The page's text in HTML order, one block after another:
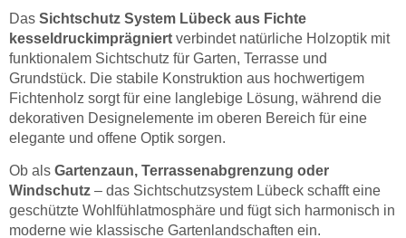
Das Sichtschutz System Lübeck aus Fichte
kesseldruckimprägniert verbindet natürliche Holzoptik mit
funktionalem Sichtschutz für Garten, Terrasse und
Grundstück. Die stabile Konstruktion aus hochwertigem
Fichtenholz sorgt für eine langlebige Lösung, während die
dekorativen Designelemente im oberen Bereich für eine
elegante und offene Optik sorgen.
Ob als Gartenzaun, Terrassenabgrenzung oder
Windschutz – das Sichtschutzsystem Lübeck schafft eine
geschützte Wohlfühlatmosphäre und fügt sich harmonisch in
moderne wie klassische Gartenlandschaften ein.